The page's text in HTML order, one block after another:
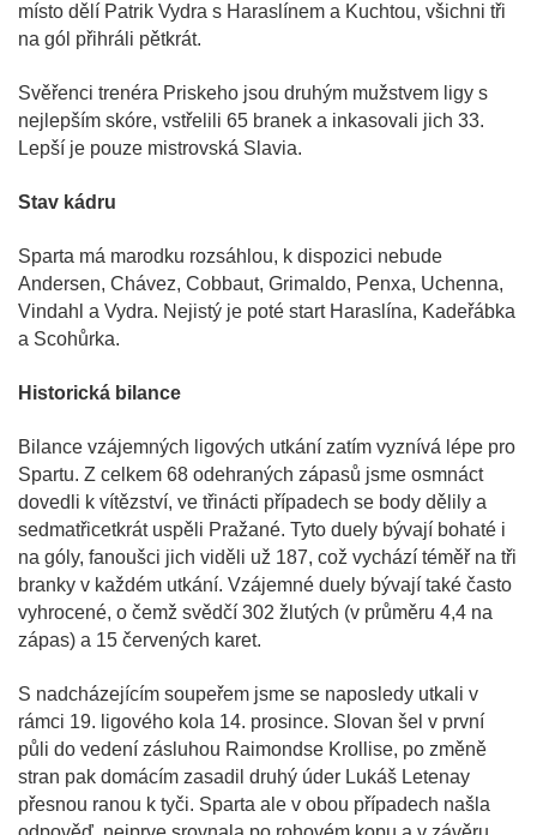
místo dělí Patrik Vydra s Haraslínem a Kuchtou, všichni tři
na gól přihráli pětkrát.
Svěřenci trenéra Priskeho jsou druhým mužstvem ligy s
nejlepším skóre, vstřelili 65 branek a inkasovali jich 33.
Lepší je pouze mistrovská Slavia.
Stav kádru
Sparta má marodku rozsáhlou, k dispozici nebude
Andersen, Chávez, Cobbaut, Grimaldo, Penxa, Uchenna,
Vindahl a Vydra. Nejistý je poté start Haraslína, Kadeřábka
a Scohůrka.
Historická bilance
Bilance vzájemných ligových utkání zatím vyznívá lépe pro
Spartu. Z celkem 68 odehraných zápasů jsme osmnáct
dovedli k vítězství, ve třinácti případech se body dělily a
sedmatřicetkrát uspěli Pražané. Tyto duely bývají bohaté i
na góly, fanoušci jich viděli už 187, což vychází téměř na tři
branky v každém utkání. Vzájemné duely bývají také často
vyhrocené, o čemž svědčí 302 žlutých (v průměru 4,4 na
zápas) a 15 červených karet.
S nadcházejícím soupeřem jsme se naposledy utkali v
rámci 19. ligového kola 14. prosince. Slovan šel v první
půli do vedení zásluhou Raimondse Krollise, po změně
stran pak domácím zasadil druhý úder Lukáš Letenay
přesnou ranou k tyči. Sparta ale v obou případech našla